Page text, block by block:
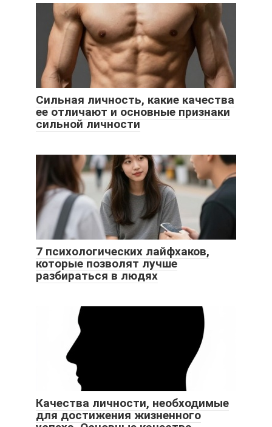
Сильная личность, какие качества
ее отличают и основные признаки
сильной личности
7 психологических лайфхаков,
которые позволят лучше
разбираться в людях
Качества личности, необходимые
для достижения жизненного